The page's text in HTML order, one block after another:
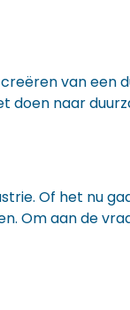
van een
doen naar
Of het nu
Om aan de